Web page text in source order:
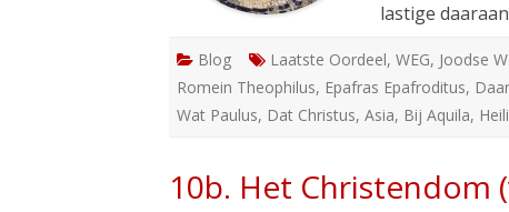
lastige
Blog Laatste Oordeel, WEG, Joodse
Romein Theophilus, Epafras Epafroditus,
Wat Paulus, Dat Christus, Asia, Bij Aquila,
10b. Het Christendom